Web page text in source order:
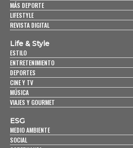
MÁS DEPORTE
LIFESTYLE
REVISTA DIGITAL
Life & Style
ESTILO
ENTRETENIMIENTO
DEPORTES
CINE Y TV
MÚSICA
VIAJES Y GOURMET
ESG
MEDIO AMBIENTE
SOCIAL